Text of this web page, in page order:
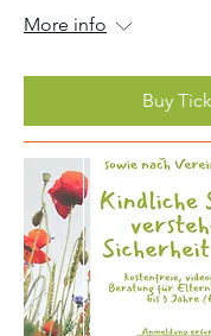
More info
Buy